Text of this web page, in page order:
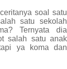
soal satu
satu sekolah
Ternyata dia
salah satu anak
ya koma dan